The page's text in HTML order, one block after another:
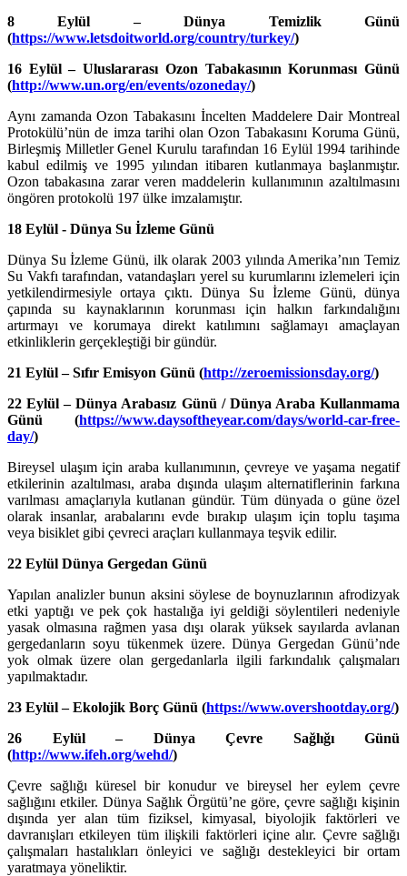
8 Eylül – Dünya Temizlik Günü
(https://www.letsdoitworld.org/country/turkey/)
16 Eylül – Uluslararası Ozon Tabakasının Korunması Günü
(http://www.un.org/en/events/ozoneday/)
Aynı zamanda Ozon Tabakasını İncelten Maddelere Dair Montreal
Protokülü’nün de imza tarihi olan Ozon Tabakasını Koruma Günü,
Birleşmiş Milletler Genel Kurulu tarafından 16 Eylül 1994 tarihinde
kabul edilmiş ve 1995 yılından itibaren kutlanmaya başlanmıştır.
Ozon tabakasına zarar veren maddelerin kullanımının azaltılmasını
öngören protokolü 197 ülke imzalamıştır.
18 Eylül - Dünya Su İzleme Günü
Dünya Su İzleme Günü, ilk olarak 2003 yılında Amerika’nın Temiz
Su Vakfı tarafından, vatandaşları yerel su kurumlarını izlemeleri için
yetkilendirmesiyle ortaya çıktı. Dünya Su İzleme Günü, dünya
çapında su kaynaklarının korunması için halkın farkındalığını
artırmayı ve korumaya direkt katılımını sağlamayı amaçlayan
etkinliklerin gerçekleştiği bir gündür.
21 Eylül – Sıfır Emisyon Günü (http://zeroemissionsday.org/)
22 Eylül – Dünya Arabasız Günü / Dünya Araba Kullanmama
Günü (https://www.daysoftheyear.com/days/world-car-free-
day/)
Bireysel ulaşım için araba kullanımının, çevreye ve yaşama negatif
etkilerinin azaltılması, araba dışında ulaşım alternatiflerinin farkına
varılması amaçlarıyla kutlanan gündür. Tüm dünyada o güne özel
olarak insanlar, arabalarını evde bırakıp ulaşım için toplu taşıma
veya bisiklet gibi çevreci araçları kullanmaya teşvik edilir.
22 Eylül Dünya Gergedan Günü
Yapılan analizler bunun aksini söylese de boynuzlarının afrodizyak
etki yaptığı ve pek çok hastalığa iyi geldiği söylentileri nedeniyle
yasak olmasına rağmen yasa dışı olarak yüksek sayılarda avlanan
gergedanların soyu tükenmek üzere. Dünya Gergedan Günü’nde
yok olmak üzere olan gergedanlarla ilgili farkındalık çalışmaları
yapılmaktadır.
23 Eylül – Ekolojik Borç Günü (https://www.overshootday.org/)
26 Eylül – Dünya Çevre Sağlığı Günü
(http://www.ifeh.org/wehd/)
Çevre sağlığı küresel bir konudur ve bireysel her eylem çevre
sağlığını etkiler. Dünya Sağlık Örgütü’ne göre, çevre sağlığı kişinin
dışında yer alan tüm fiziksel, kimyasal, biyolojik faktörleri ve
davranışları etkileyen tüm ilişkili faktörleri içine alır. Çevre sağlığı
çalışmaları hastalıkları önleyici ve sağlığı destekleyici bir ortam
yaratmaya yöneliktir.